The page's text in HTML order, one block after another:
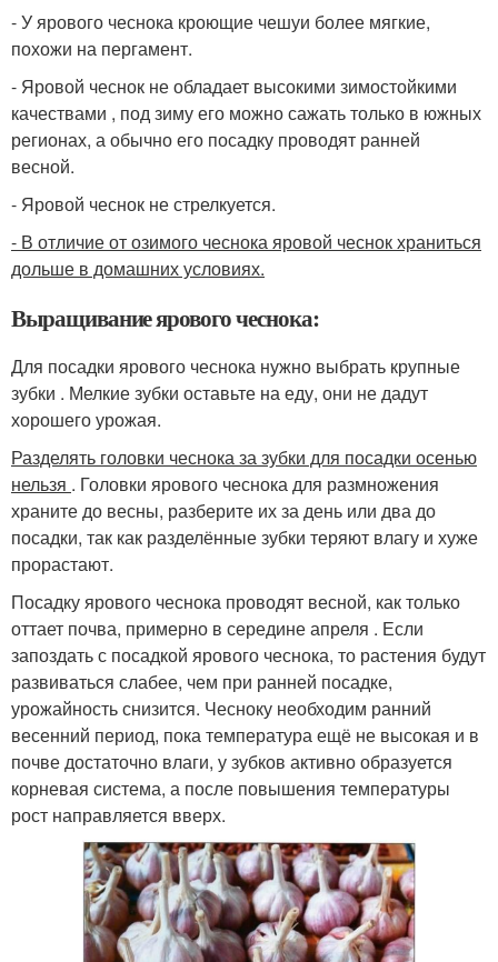
- У ярового чеснока кроющие чешуи более мягкие,
похожи на пергамент.
- Яровой чеснок не обладает высокими зимостойкими
качествами , под зиму его можно сажать только в южных
регионах, а обычно его посадку проводят ранней
весной.
- Яровой чеснок не стрелкуется.
- В отличие от озимого чеснока яровой чеснок храниться
дольше в домашних условиях.
Выращивание ярового чеснока:
Для посадки ярового чеснока нужно выбрать крупные
зубки . Мелкие зубки оставьте на еду, они не дадут
хорошего урожая.
Разделять головки чеснока за зубки для посадки осенью
нельзя . Головки ярового чеснока для размножения
храните до весны, разберите их за день или два до
посадки, так как разделённые зубки теряют влагу и хуже
прорастают.
Посадку ярового чеснока проводят весной, как только
оттает почва, примерно в середине апреля . Если
запоздать с посадкой ярового чеснока, то растения будут
развиваться слабее, чем при ранней посадке,
урожайность снизится. Чесноку необходим ранний
весенний период, пока температура ещё не высокая и в
почве достаточно влаги, у зубков активно образуется
корневая система, а после повышения температуры
рост направляется вверх.